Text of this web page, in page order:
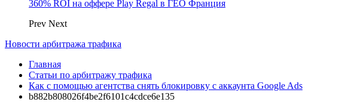
360% ROI на оффере Play Regal в ГЕО Франция
Prev Next
Новости арбитража трафика
Главная
Статьи по арбитражу трафика
Как с помощью агентства снять блокировку с аккаунта Google Ads
b882b808026f4be2f6101c4cdce6e135